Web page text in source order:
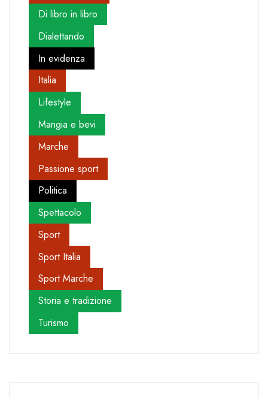
Di libro in libro
Dialettando
In evidenza
Italia
Lifestyle
Mangia e bevi
Marche
Passione sport
Politica
Spettacolo
Sport
Sport Italia
Sport Marche
Storia e tradizione
Turismo